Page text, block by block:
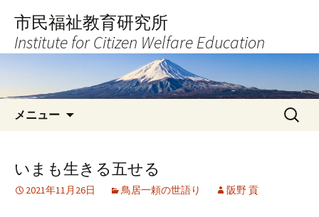
へ
キ
市民福祉教育研究所
Institute for Citizen Welfare Education
メニュー
検
索:
いまも生きる五せる
2021年11月26日 鳥居一頼の世語り 阪野 貢